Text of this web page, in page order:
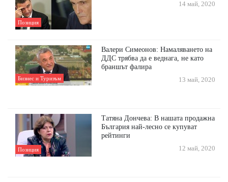
Позиция
14 май, 2020
Бизнес и Туризъм
Валери Симеонов: Намаляването на
ДДС трябва да е веднага, не като
браншът фалира
13 май, 2020
Позиция
Татяна Дончева: В нашата продажна
България най-лесно се купуват
рейтинги
12 май, 2020